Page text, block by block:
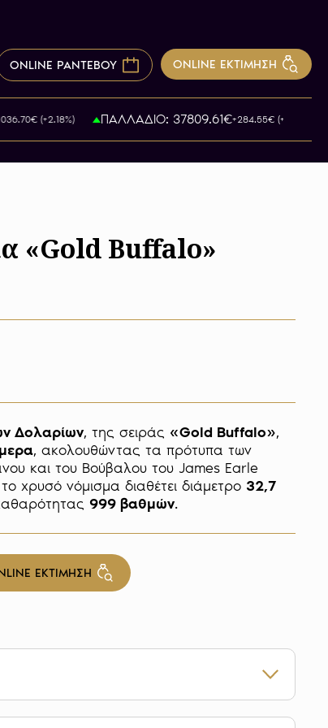
ONLINE ΡΑΝΤΕΒΟΥ ONLINE ΕΚΤΙΜΗΣΗ
(+2.18%) ΠΑΛΛΑΔΙΟ: 37809.61€+284.55€ (+0.77%)
«Gold Buffalo»
Δολαρίων, της σειράς «Gold Buffalo»,
, ακολουθώντας τα πρότυπα των
και του Βούβαλου του James Earle
χρυσό νόμισμα διαθέτει διάμετρο 32,7
999 βαθμών.
ΕΚΤΙΜΗΣΗ